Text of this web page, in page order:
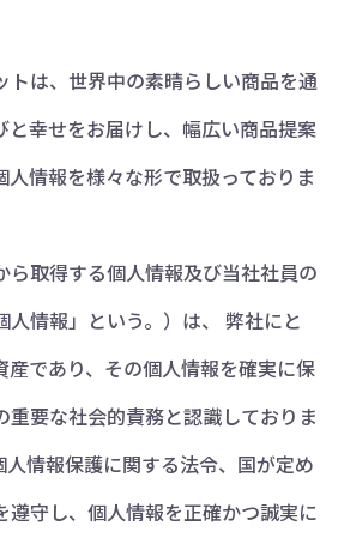
トは、世界中の素晴らしい商品を通
と幸せをお届けし、幅広い商品提案
人情報を様々な形で取扱っておりま
ら取得する個人情報及び当社社員の
情報」という。）は、 弊社にと
産であり、その個人情報を確実に保
重要な社会的責務と認識しておりま
人情報保護に関する法令、国が定め
遵守し、個人情報を正確かつ誠実に